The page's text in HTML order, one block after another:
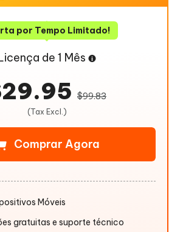
por Tempo Limitado!
de 1 Mês
$99.83
(Tax Excl.)
Comprar Agora
Móveis
gratuitas e suporte técnico